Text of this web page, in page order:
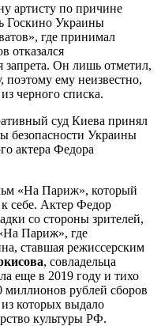
артисту по причине
Госкино Украины
где принимал
отказался
запрета. Он лишь отметил,
поэтому ему неизвестно,
черного списка.
суд Киева принял
безопасности Украины
актера Федора
«На Париж», который
себе. Актер Федор
со стороны зрителей,
Париж», где
ставшая режиссерским
, совладельца
еще в 2019 году и тихо
миллионов рублей сборов
которых выдало
культуры РФ.